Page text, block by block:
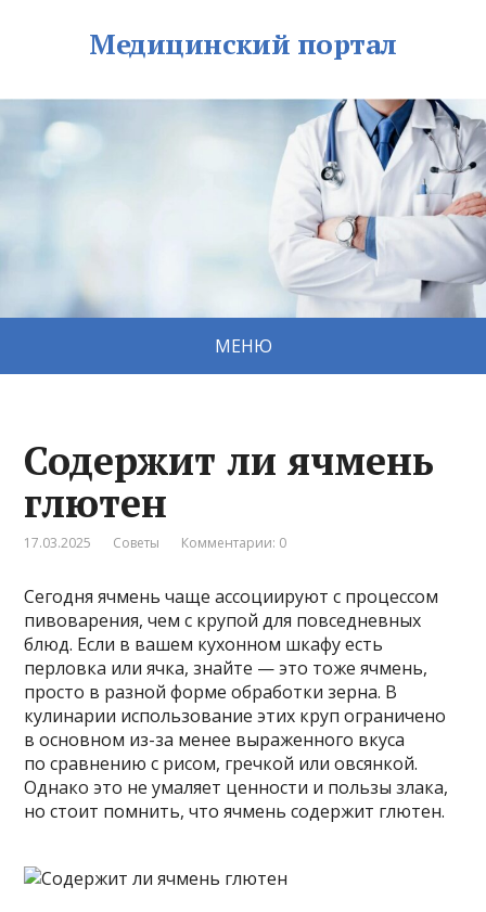
Медицинский портал
МЕНЮ
Содержит ли ячмень
глютен
17.03.2025 Советы Комментарии: 0
Сегодня ячмень чаще ассоциируют с процессом
пивоварения, чем с крупой для повседневных
блюд. Если в вашем кухонном шкафу есть
перловка или ячка, знайте — это тоже ячмень,
просто в разной форме обработки зерна. В
кулинарии использование этих круп ограничено
в основном из-за менее выраженного вкуса
по сравнению с рисом, гречкой или овсянкой.
Однако это не умаляет ценности и пользы злака,
но стоит помнить, что ячмень содержит глютен.